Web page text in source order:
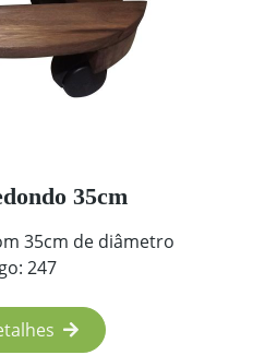
35cm
35cm de diâmetro
247